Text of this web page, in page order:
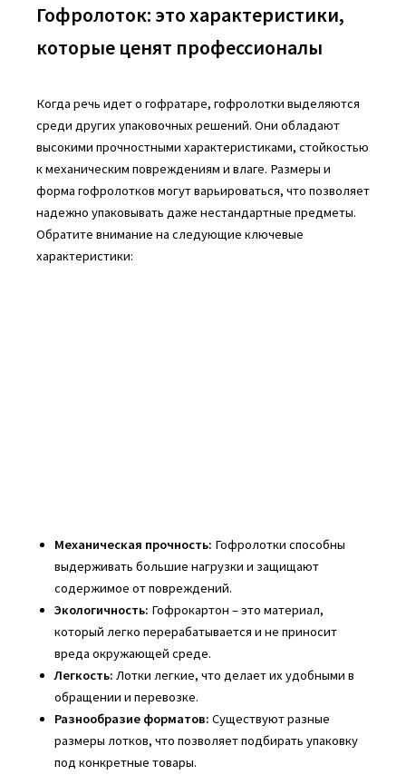
Гофролоток: это характеристики,
которые ценят профессионалы
Когда речь идет о гофратаре, гофролотки выделяются
среди других упаковочных решений. Они обладают
высокими прочностными характеристиками, стойкостью
к механическим повреждениям и влаге. Размеры и
форма гофролотков могут варьироваться, что позволяет
надежно упаковывать даже нестандартные предметы.
Обратите внимание на следующие ключевые
характеристики:
Механическая прочность: Гофролотки способны
выдерживать большие нагрузки и защищают
содержимое от повреждений.
Экологичность: Гофрокартон – это материал,
который легко перерабатывается и не приносит
вреда окружающей среде.
Легкость: Лотки легкие, что делает их удобными в
обращении и перевозке.
Разнообразие форматов: Существуют разные
размеры лотков, что позволяет подбирать упаковку
под конкретные товары.